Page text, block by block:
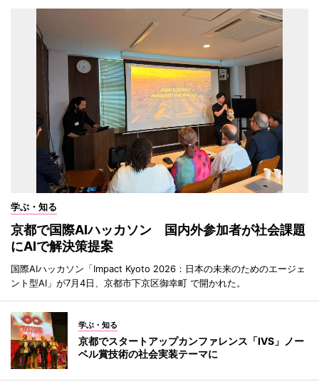
学ぶ・知る
京都で国際AIハッカソン 国内外参加者が社会課題
にAIで解決策提案
国際AIハッカソン「Impact Kyoto 2026：日本の未来のためのエージェ
ント型AI」が7月4日、京都市下京区御幸町 で開かれた。
学ぶ・知る
京都でスタートアップカンファレンス「IVS」ノー
ベル賞技術の社会実装テーマに